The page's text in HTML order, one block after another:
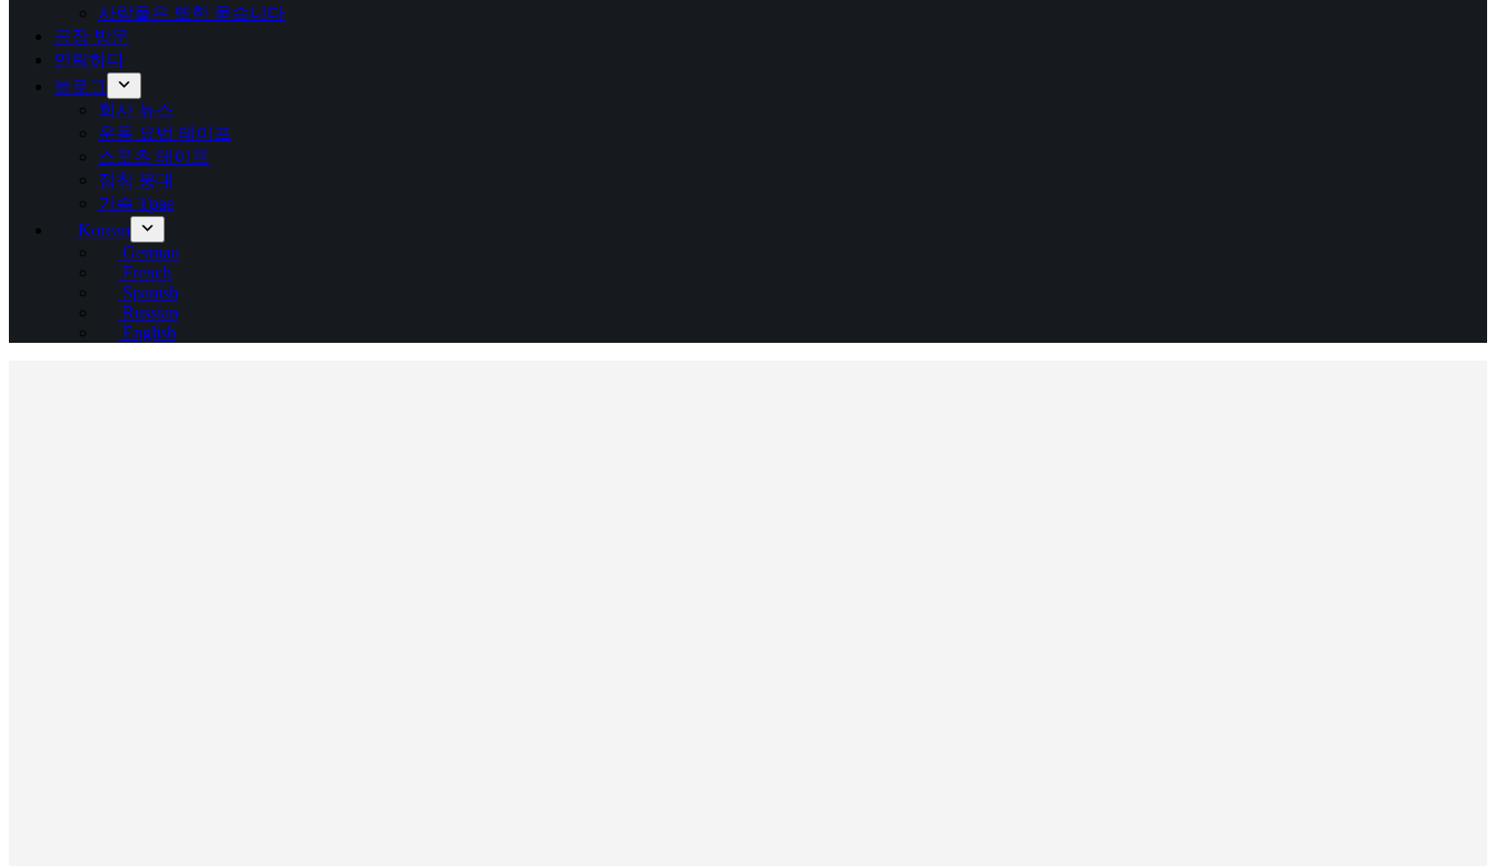
사람들은 또한 묻습니다
공장 방문
연락하다
블로그
회사 뉴스
운동 요법 테이프
스포츠 테이프
점착 붕대
가슴 Tpae
Korean
German
French
Spanish
Russian
English